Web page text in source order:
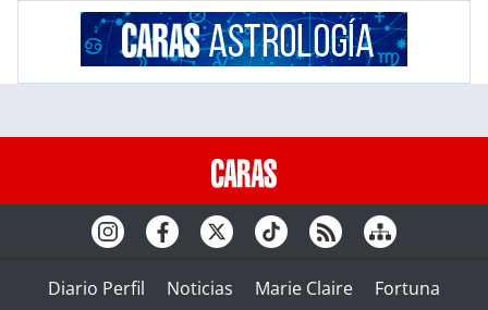
Diario Perfil Noticias Marie Claire
Fortuna